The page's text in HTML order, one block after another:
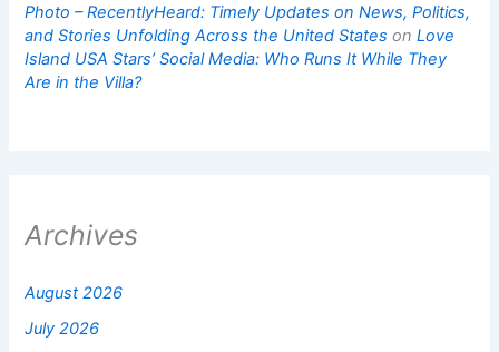
Photo – RecentlyHeard: Timely Updates on News, Politics,
and Stories Unfolding Across the United States onLove
Island USA Stars’ Social Media: Who Runs It While They
Are in the Villa?
Archives
August 2026
July 2026